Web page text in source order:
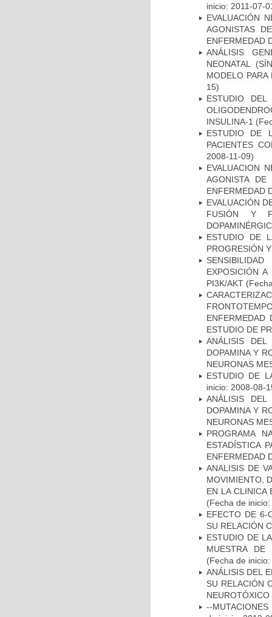
inicio: 2011-07-
EVALUACIÓN
AGONISTAS
ENFERMEDAD
ANÁLISIS
NEONATAL
MODELO
15)
ESTUDIO
INSULINA-1
ESTUDIO DE
PACIENTES
2008-11-09)
EVALUACION
AGONISTA
ENFERMEDAD
EVALUACIÓN
FUSIÓN Y
ESTUDIO DE
PROGRESIÓN
EXPOSICIÓN
PI3K/AKT
ENFERMEDAD
ESTUDIO DE
ANÁLISIS
DOPAMINA Y
NEURONAS
ESTUDIO DE
inicio: 2008-08-
ANÁLISIS
DOPAMINA Y
NEURONAS
PROGRAMA
ESTADÍSTICA
ENFERMEDAD
ANALISIS DE
MOVIMIENTO,
EN LA CLINICA
(Fecha de
EFECTO DE 6-
SU RELACIÓN
ESTUDIO DE
MUESTRA DE
(Fecha de
ANÁLISIS DEL
SU RELACIÓN
NEUROTÓXICO
--